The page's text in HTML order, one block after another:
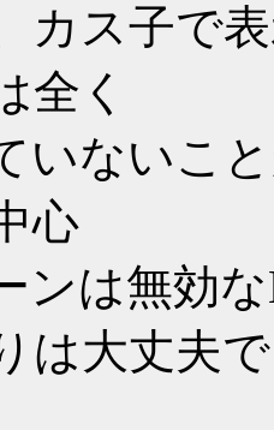
カス子で
全く
いないこ
心
ンは無効
は大丈夫